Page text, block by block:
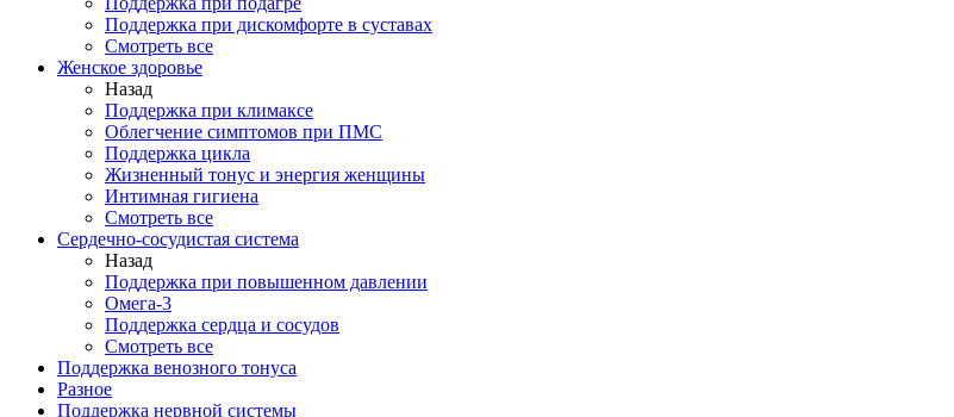
Поддержка при дискомфорте в суставах
Смотреть все
Женское здоровье
Назад
Поддержка при климаксе
Облегчение симптомов при ПМС
Поддержка цикла
Жизненный тонус и энергия женщины
Интимная гигиена
Смотреть все
Сердечно-сосудистая система
Назад
Поддержка при повышенном давлении
Омега-3
Поддержка сердца и сосудов
Смотреть все
Поддержка венозного тонуса
Разное
Поддержка нервной системы